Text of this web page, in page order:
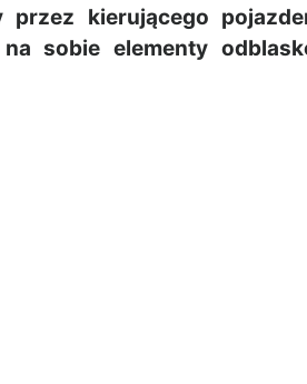
kierującego
sobie elementy